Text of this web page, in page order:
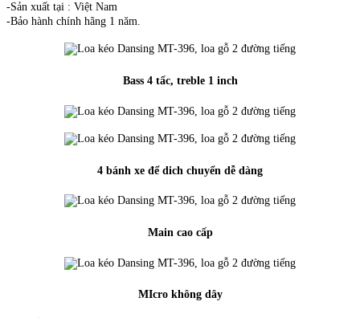
-Sản xuất tại : Việt Nam
-Bảo hành chính hãng 1 năm.
Bass 4 tấc, treble 1 inch
4 bánh xe để dich chuyển dễ dàng
Main cao cấp
MIcro không dây